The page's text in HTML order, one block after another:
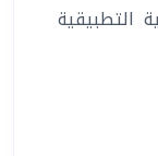
التطبيقية